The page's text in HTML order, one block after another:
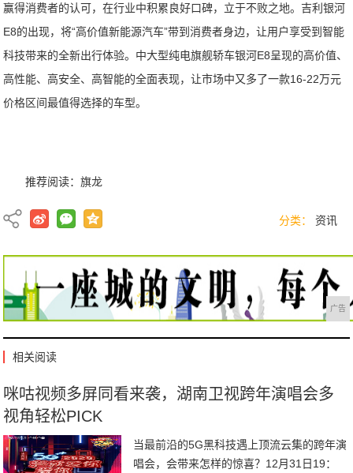
赢得消费者的认可，在行业中积累良好口碑，立于不败之地。吉利银河
E8的出现，将“高价值新能源汽车”带到消费者身边，让用户享受到智能
科技带来的全新出行体验。中大型纯电旗舰轿车银河E8呈现的高价值、
高性能、高安全、高智能的全面表现，让市场中又多了一款16-22万元
价格区间最值得选择的车型。
推荐阅读：旗龙
分类： 资讯
广告
相关阅读
咪咕视频多屏同看来袭，湖南卫视跨年演唱会多
视角轻松PICK
当最前沿的5G黑科技遇上顶流云集的跨年演
唱会，会带来怎样的惊喜？12月31日19：